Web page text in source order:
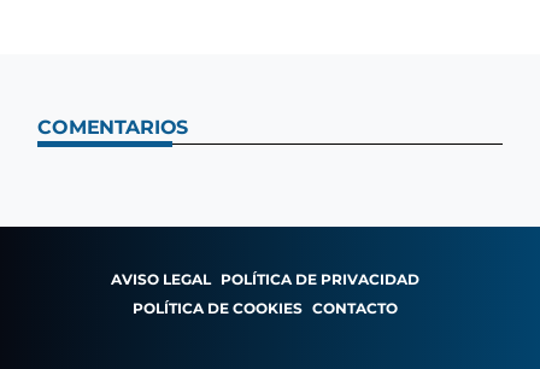
COMENTARIOS
AVISO LEGAL POLÍTICA DE PRIVACIDAD
POLÍTICA DE COOKIES CONTACTO